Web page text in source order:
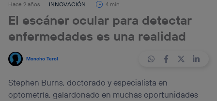
Hace 2 años INNOVACIÓN 4 min
El escáner ocular para detectar
enfermedades es una realidad
Moncho Terol
Stephen Burns, doctorado y especialista en
optometría, galardonado en muchas oportunidades